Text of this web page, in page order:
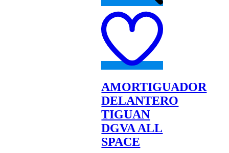
wishlist
AMORTIGUADOR
DELANTERO
TIGUAN
DGVA ALL
SPACE